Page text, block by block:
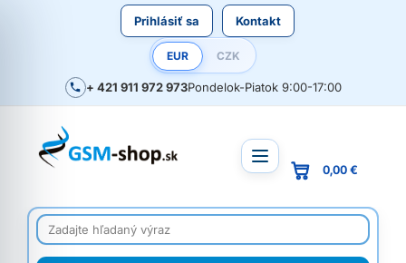
Prihlásiť sa Kontakt
EUR CZK
+ 421 911 972 973Pondelok-Piatok 9:00-17:00
0,00 €